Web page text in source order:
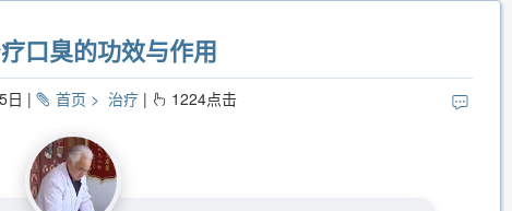
口臭的功效与作用
日 首页 治疗 1224点击